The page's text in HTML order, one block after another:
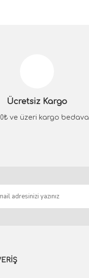
Ücretsiz Kargo
ve üzeri kargo bedava